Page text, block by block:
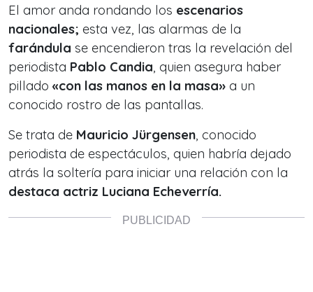
El amor anda rondando los escenarios
nacionales; esta vez, las alarmas de la
farándula se encendieron tras la revelación del
periodista Pablo Candia, quien asegura haber
pillado «con las manos en la masa» a un
conocido rostro de las pantallas.
Se trata de Mauricio Jürgensen, conocido
periodista de espectáculos, quien habría dejado
atrás la soltería para iniciar una relación con la
destaca actriz Luciana Echeverría.